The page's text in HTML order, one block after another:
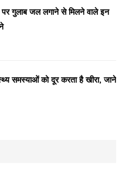
गुलाब जल लगाने से मिलने वाले इन
समस्याओं को दूर करता है खीरा, जाने